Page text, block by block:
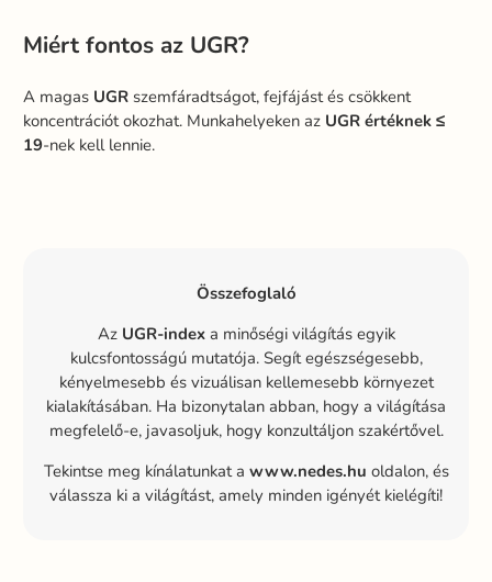
Miért fontos az UGR?
A magas UGRszemfáradtságot, fejfájást és csökkent
koncentrációt okozhat. Munkahelyeken az UGR értéknek ≤
19-nek kell lennie.
Összefoglaló
Az UGR-indexa minőségi világítás egyik
kulcsfontosságú mutatója. Segít egészségesebb,
kényelmesebb és vizuálisan kellemesebb környezet
kialakításában. Ha bizonytalan abban, hogy a világítása
megfelelő-e, javasoljuk, hogy konzultáljon szakértővel.
Tekintse meg kínálatunkat a www.nedes.hu oldalon, és
válassza ki a világítást, amely minden igényét kielégíti!